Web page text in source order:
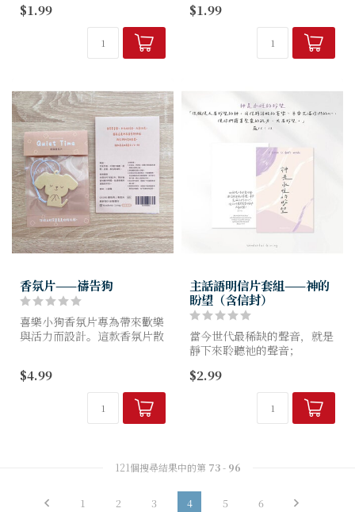
富有手感。
尺寸：55x140mm
$1.99
富有手感。
尺寸：55x140mm
$1.99
香氛片——禱告狗
喜樂小狗香氛片專為帶來歡樂
與活力而設計。這款香氛片散
樂，時刻感受神的恩典。
$4.99
主話語明信片套組——神的
盼望（含信封）
當今世代最稀缺的聲音，就是
靜下來聆聽祂的聲音；
這世界最寶貴的禮物，就是停
下來寫下感謝和祝福。
「聆聽主話語」明信片為您提
$2.99
121個搜尋結果中的第 73- 96
1 2 3 4 5 6